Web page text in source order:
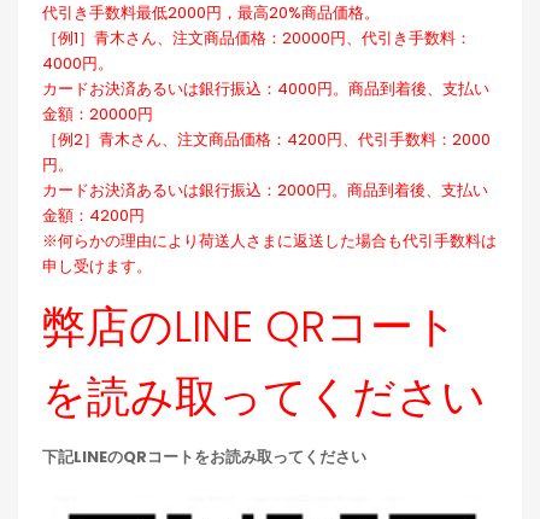
代引き手数料最低2000円，最高20%商品価格。
［例1］青木さん、注文商品価格：20000円、代引き手数料：
4000円。
カードお決済あるいは銀行振込：4000円。商品到着後、支払い
金額：20000円
［例2］青木さん、注文商品価格：4200円、代引手数料：2000
円。
カードお決済あるいは銀行振込：2000円。商品到着後、支払い
金額：4200円
※何らかの理由により荷送人さまに返送した場合も代引手数料は
申し受けます。
弊店のLINE QRコート
を読み取ってください
下記LINEのQRコートをお読み取ってください